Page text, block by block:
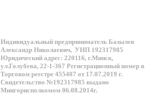
Индивидуальный предприниматель Базылев
Александр Николаевич, УНП 192317985
Юридический адрес: 220116, г.Минск,
ул.Голубева, 22-1-367 Регистрационный номер в
Торговом реестре 455407 от 17.07.2019 г.
Свидетельство №192317985 выдано
Мингорисполкомом 06.08.2014г.